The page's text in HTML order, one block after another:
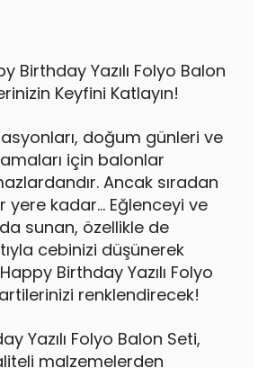
Birthday Yazılı Folyo Balon
Keyfini Katlayın!
doğum günleri ve
için balonlar
Ancak sıradan
kadar... Eğlenceyi ve
sunan, özellikle de
cebinizi düşünerek
Birthday Yazılı Folyo
renklendirecek!
Yazılı Folyo Balon Seti,
malzemelerden